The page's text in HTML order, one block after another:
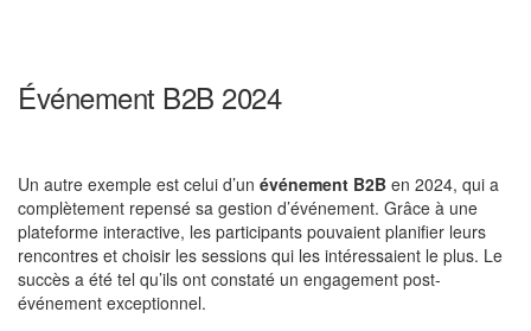
Événement B2B 2024
Un autre exemple est celui d’un événement B2B en 2024, qui a
complètement repensé sa gestion d’événement. Grâce à une
plateforme interactive, les participants pouvaient planifier leurs
rencontres et choisir les sessions qui les intéressaient le plus. Le
succès a été tel qu’ils ont constaté un engagement post-
événement exceptionnel.